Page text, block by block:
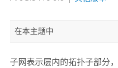
在本主题中
子网表示层内的拓扑子部分